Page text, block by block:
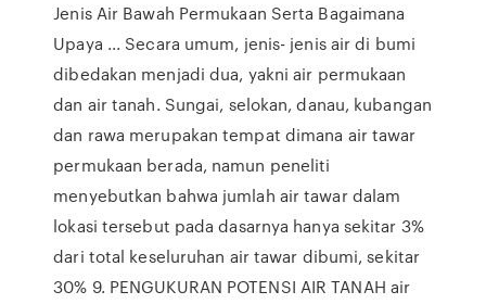
Jenis Air Bawah Permukaan Serta Bagaimana
Upaya ... Secara umum, jenis- jenis air di bumi
dibedakan menjadi dua, yakni air permukaan
dan air tanah. Sungai, selokan, danau, kubangan
dan rawa merupakan tempat dimana air tawar
permukaan berada, namun peneliti
menyebutkan bahwa jumlah air tawar dalam
lokasi tersebut pada dasarnya hanya sekitar 3%
dari total keseluruhan air tawar dibumi, sekitar
30% 9. PENGUKURAN POTENSI AIR TANAH air